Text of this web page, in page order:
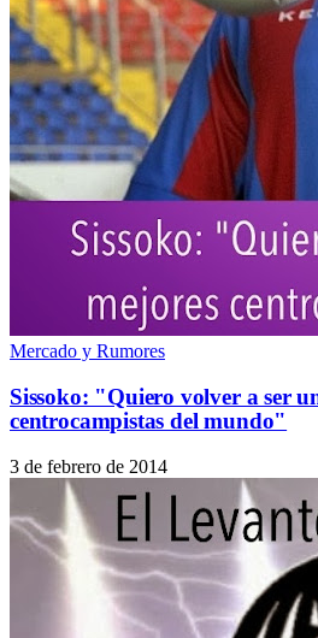
Mercado y Rumores
Sissoko: "Quiero volver a ser
centrocampistas del mundo"
3 de febrero de 2014